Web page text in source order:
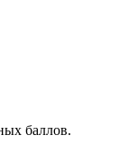
баллов.